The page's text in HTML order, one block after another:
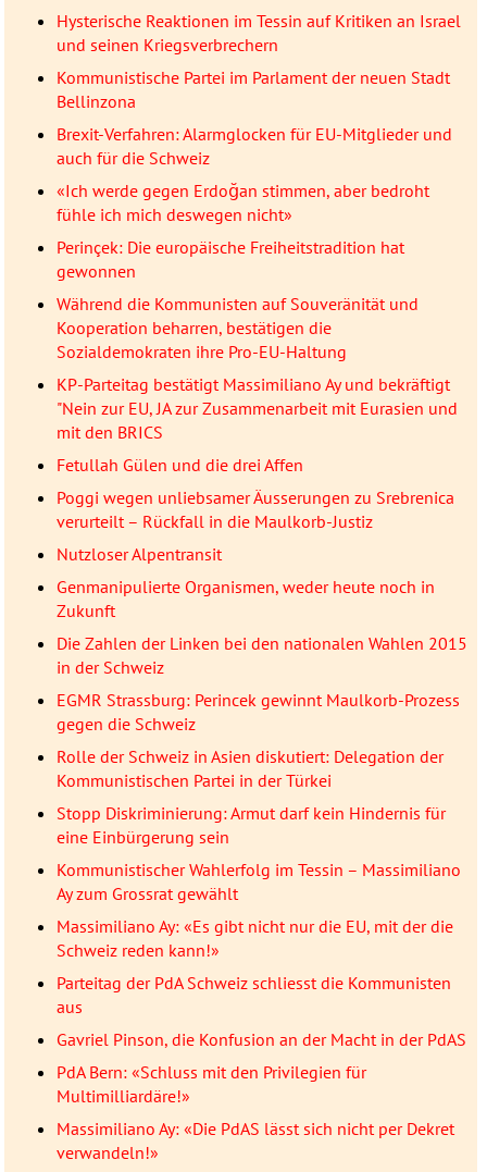
Hysterische Reaktionen im Tessin auf Kritiken an Israel
und seinen Kriegsverbrechern
Kommunistische Partei im Parlament der neuen Stadt
Bellinzona
Brexit-Verfahren: Alarmglocken für EU-Mitglieder und
auch für die Schweiz
«Ich werde gegen Erdoğan stimmen, aber bedroht
fühle ich mich deswegen nicht»
Perinçek: Die europäische Freiheitstradition hat
gewonnen
Während die Kommunisten auf Souveränität und
Kooperation beharren, bestätigen die
Sozialdemokraten ihre Pro-EU-Haltung
KP-Parteitag bestätigt Massimiliano Ay und bekräftigt
"Nein zur EU, JA zur Zusammenarbeit mit Eurasien und
mit den BRICS
Fetullah Gülen und die drei Affen
Poggi wegen unliebsamer Äusserungen zu Srebrenica
verurteilt – Rückfall in die Maulkorb-Justiz
Nutzloser Alpentransit
Genmanipulierte Organismen, weder heute noch in
Zukunft
Die Zahlen der Linken bei den nationalen Wahlen 2015
in der Schweiz
EGMR Strassburg: Perincek gewinnt Maulkorb-Prozess
gegen die Schweiz
Rolle der Schweiz in Asien diskutiert: Delegation der
Kommunistischen Partei in der Türkei
Stopp Diskriminierung: Armut darf kein Hindernis für
eine Einbürgerung sein
Kommunistischer Wahlerfolg im Tessin – Massimiliano
Ay zum Grossrat gewählt
Massimiliano Ay: «Es gibt nicht nur die EU, mit der die
Schweiz reden kann!»
Parteitag der PdA Schweiz schliesst die Kommunisten
aus
Gavriel Pinson, die Konfusion an der Macht in der PdAS
PdA Bern: «Schluss mit den Privilegien für
Multimilliardäre!»
Massimiliano Ay: «Die PdAS lässt sich nicht per Dekret
verwandeln!»